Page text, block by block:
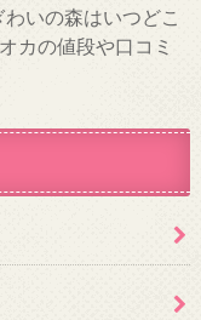
わいの森はいつどこ
カの値段や口コミ